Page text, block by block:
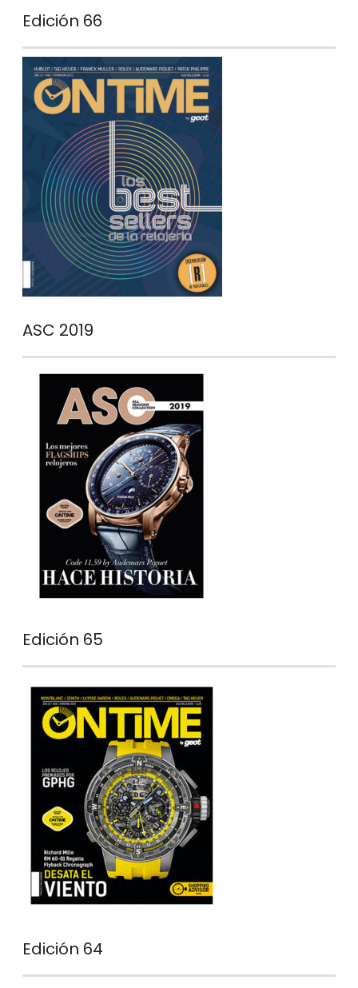
Edición 66
ASC 2019
Edición 65
Edición 64